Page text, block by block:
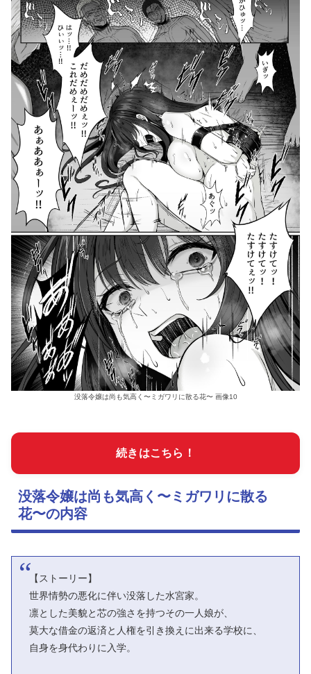
没落令嬢は尚も気高く〜ミガワリに散る花〜 画像10
続きはこちら！
没落令嬢は尚も気高く〜ミガワリに散る
花〜の内容
【ストーリー】
世界情勢の悪化に伴い没落した水宮家。
凛とした美貌と芯の強さを持つその一人娘が、
莫大な借金の返済と人権を引き換えに出来る学校に、
自身を身代わりに入学。